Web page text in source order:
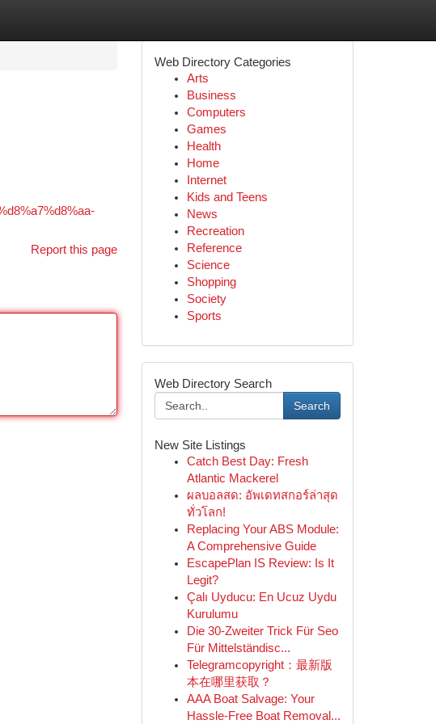
Report this page
Web Directory Categories
Arts
Business
Computers
Games
Health
Home
Internet
Kids and Teens
News
Recreation
Reference
Science
Shopping
Society
Sports
Web Directory Search
Search
New Site Listings
Catch Best Day: Fresh
Atlantic Mackerel
ผลบอลสด: อัพเดทสกอร์ล่าสุด
ทั่วโลก!
Replacing Your ABS Module:
A Comprehensive Guide
EscapePlan IS Review: Is It
Legit?
Çalı Uyducu: En Ucuz Uydu
Kurulumu
Die 30-Zweiter Trick Für Seo
Für Mittelständisc...
Telegramcopyright：最新版
本在哪里获取？
AAA Boat Salvage: Your
Hassle-Free Boat Removal...